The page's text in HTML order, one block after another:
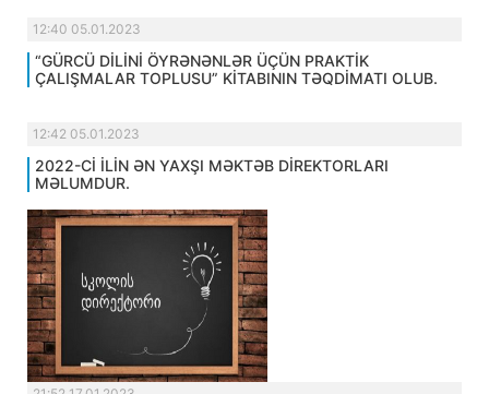
12:40 05.01.2023
“GÜRCÜ DİLİNİ ÖYRƏNƏNLƏR ÜÇÜN PRAKTİK
ÇALIŞMALAR TOPLUSU” KİTABININ TƏQDİMATI OLUB.
12:42 05.01.2023
2022-Cİ İLİN ƏN YAXŞI MƏKTƏB DİREKTORLARI
MƏLUMDUR.